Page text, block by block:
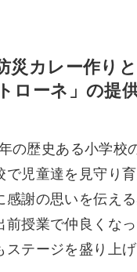
災カレー作り
ローネ」の提
の歴史ある小学校
で児童達を見守り
感謝の思いを伝え
前授業で仲良くなっ
テージを盛り上げ